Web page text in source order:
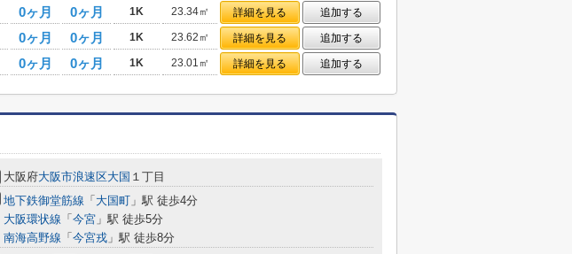
0ヶ月 0ヶ月 1K 23.34㎡ 詳細を見る
追加する
0ヶ月 0ヶ月 1K 23.62㎡ 詳細を見る
追加する
0ヶ月 0ヶ月 1K 23.01㎡ 詳細を見る 追加する
大阪府大阪市浪速区大国 １丁目
地下鉄御堂筋線 「 大国町 」駅 徒歩4分
大阪環状線 「 今宮 」駅 徒歩5分
南海高野線 「 今宮戎 」駅 徒歩8分